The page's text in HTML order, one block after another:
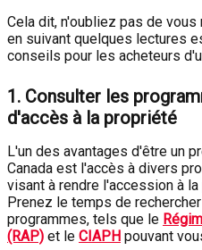
Cela dit, n'oubliez pas de
en suivant quelques lectures
conseils pour les acheteurs
1. Consulter les
d'accès à la propriété
L'un des avantages d'être un
Canada est l'accès à divers
visant à rendre l'accession à
Prenez le temps de
programmes, tels que le
(RAP) et le CIAPH pouvant